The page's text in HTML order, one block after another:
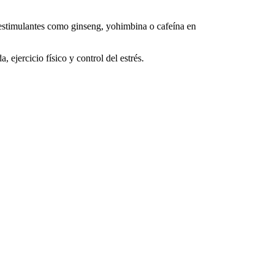
como ginseng, yohimbina o cafeína en
ejercicio físico y control del estrés.